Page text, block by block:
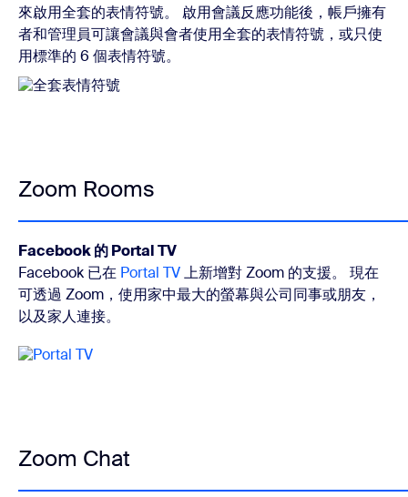
來啟用全套的表情符號。 啟用會議反應功能後，帳戶擁有
者和管理員可讓會議與會者使用全套的表情符號，或只使
用標準的 6 個表情符號。
Zoom Rooms
Facebook 的 Portal TV
Facebook 已在 Portal TV上新增對 Zoom 的支援。 現在
可透過 Zoom，使用家中最大的螢幕與公司同事或朋友，
以及家人連接。
Zoom Chat